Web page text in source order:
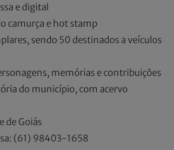
e digital
camurça e hot stamp
sendo 50 destinados a veículos
memórias e contribuições
do município, com acervo
de Goiás
(61) 98403-1658